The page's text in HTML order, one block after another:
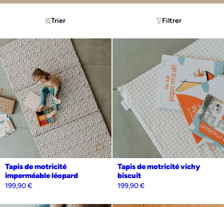
Trier Filtrer
Tapis de motricité
imperméable léopard
199,90€
Tapis de motricité vichy
biscuit
199,90€